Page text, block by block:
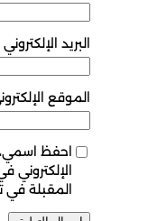
البريد الإلكتروني
الموقع
احفظ اسمي،
الإلكتروني
المقبلة في